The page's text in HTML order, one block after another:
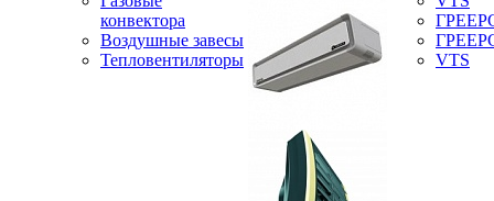
конвектора
Воздушные завесы
Тепловентиляторы
VTS